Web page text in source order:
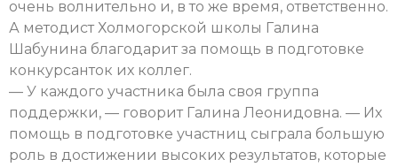
очень волнительно и, в то же время, ответственно.
А методист Холмогорской школы Галина
Шабунина благодарит за помощь в подготовке
конкурсанток их коллег.
— У каждого участника была своя группа
поддержки, — говорит Галина Леонидовна. — Их
помощь в подготовке участниц сыграла большую
роль в достижении высоких результатов, которые